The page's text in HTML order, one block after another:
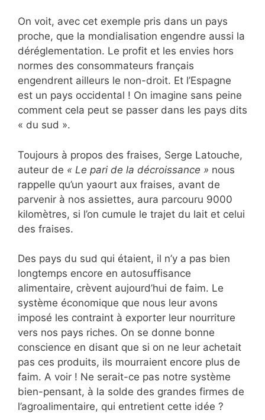
On voit, avec cet exemple pris dans un pays
proche, que la mondialisation engendre aussi la
déréglementation. Le profit et les envies hors
normes des consommateurs français
engendrent ailleurs le non-droit. Et l’Espagne
est un pays occidental ! On imagine sans peine
comment cela peut se passer dans les pays dits
« du sud ».
Toujours à propos des fraises, Serge Latouche,
auteur de « Le pari de la décroissance » nous
rappelle qu’un yaourt aux fraises, avant de
parvenir à nos assiettes, aura parcouru 9000
kilomètres, si l’on cumule le trajet du lait et celui
des fraises.
Des pays du sud qui étaient, il n’y a pas bien
longtemps encore en autosuffisance
alimentaire, crèvent aujourd’hui de faim. Le
système économique que nous leur avons
imposé les contraint à exporter leur nourriture
vers nos pays riches. On se donne bonne
conscience en disant que si on ne leur achetait
pas ces produits, ils mourraient encore plus de
faim. A voir ! Ne serait-ce pas notre système
bien-pensant, à la solde des grandes firmes de
l’agroalimentaire, qui entretient cette idée ?